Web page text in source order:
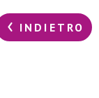
INDIETRO